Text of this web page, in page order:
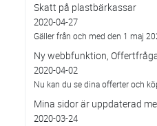
Skatt på plastbärkassar
2020-04-27
Gäller från och med den 1 maj
Ny webbfunktion,
2020-04-02
Nu kan du se dina offerter och
Mina sidor är uppdaterad
2020-03-24